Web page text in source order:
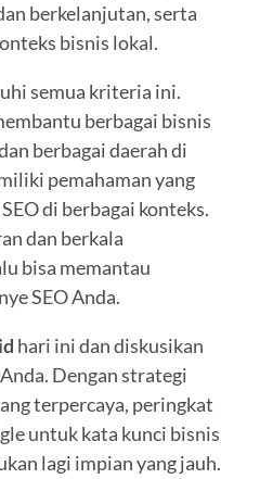
berkelanjutan, serta
bisnis lokal.
semua kriteria ini.
berbagai bisnis
berbagai daerah di
pemahaman yang
di berbagai konteks.
dan berkala
bisa memantau
SEO Anda.
hari ini dan diskusikan
Dengan strategi
terpercaya, peringkat
untuk kata kunci bisnis
lagi impian yang jauh.